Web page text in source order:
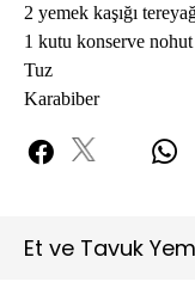
2 yemek kaşığı
1 kutu konserve nohut
Tuz
Karabiber
Et ve Tavuk